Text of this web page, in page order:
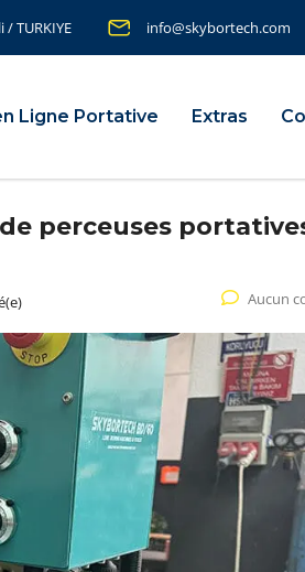
TURKIYE info@skybortech.com
Ligne Portative Extras
perceuses
Aucun